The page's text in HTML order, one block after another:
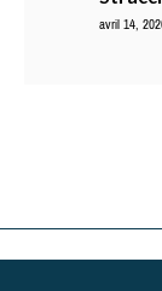
avril 14,